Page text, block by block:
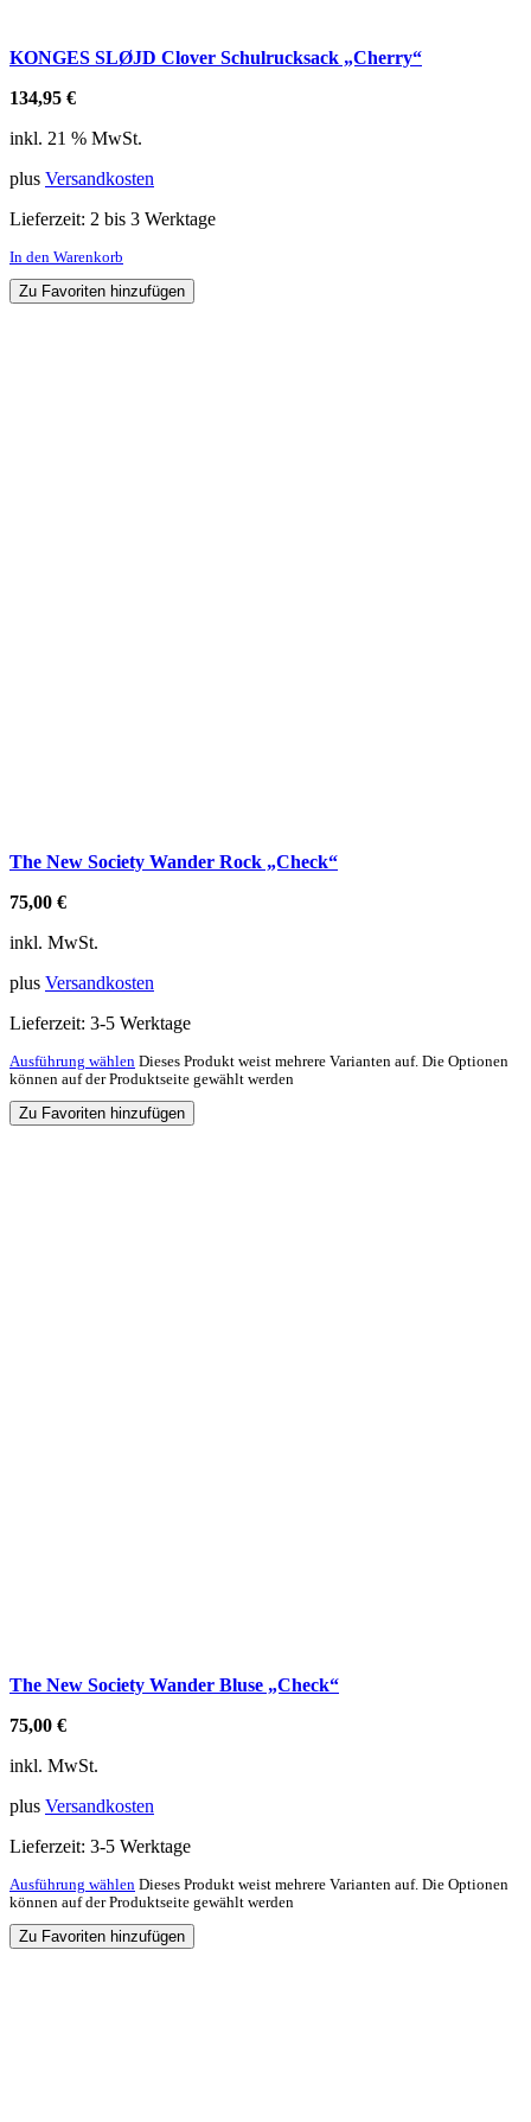
KONGES SLØJD Clover Schulrucksack „Cherry“
134,95 €
inkl. 21 % MwSt.
plus Versandkosten
Lieferzeit: 2 bis 3 Werktage
In den Warenkorb
Zu Favoriten hinzufügen
The New Society Wander Rock „Check“
75,00 €
inkl. MwSt.
plus Versandkosten
Lieferzeit: 3-5 Werktage
Ausführung wählen Dieses Produkt weist mehrere Varianten auf. Die Optionen
können auf der Produktseite gewählt werden
Zu Favoriten hinzufügen
The New Society Wander Bluse „Check“
75,00 €
inkl. MwSt.
plus Versandkosten
Lieferzeit: 3-5 Werktage
Ausführung wählen Dieses Produkt weist mehrere Varianten auf. Die Optionen
können auf der Produktseite gewählt werden
Zu Favoriten hinzufügen